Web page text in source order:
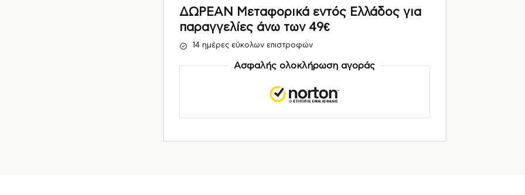
ΔΩΡΕΑΝ Μεταφορικά εντός Ελλάδος για
παραγγελίες άνω των 49€
14 ημέρες εύκολων επιστροφών
Ασφαλής ολοκλήρωση αγοράς